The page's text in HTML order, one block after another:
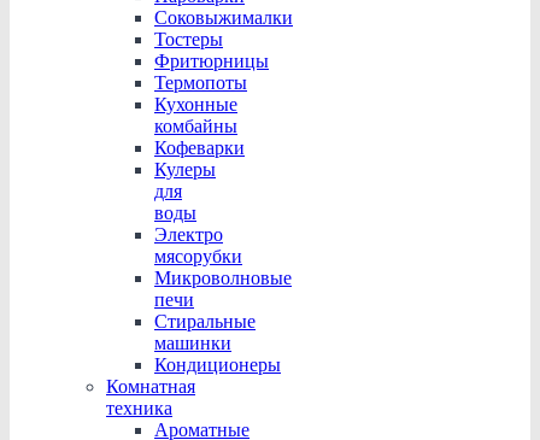
Соковыжималки
Тостеры
Фритюрницы
Термопоты
Кухонные
комбайны
Кофеварки
Кулеры
для
воды
Электро
мясорубки
Микроволновые
печи
Стиральные
машинки
Кондиционеры
Комнатная
техника
Ароматные